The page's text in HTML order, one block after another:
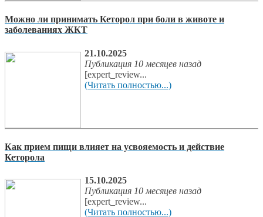
Можно ли принимать Кеторол при боли в животе и
заболеваниях ЖКТ
21.10.2025
Публикация 10 месяцев назад
[expert_review...
(Читать полностью...)
Как прием пищи влияет на усвояемость и действие
Кеторола
15.10.2025
Публикация 10 месяцев назад
[expert_review...
(Читать полностью...)